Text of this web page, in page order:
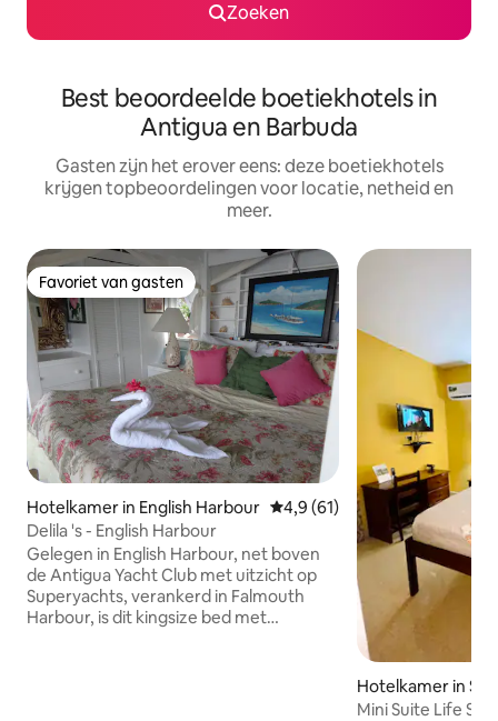
Zoeken
Best beoordeelde boetiekhotels in
Antigua en Barbuda
Gasten zijn het erover eens: deze boetiekhotels
krijgen topbeoordelingen voor locatie, netheid en
meer.
Favoriet van gasten
Favoriet van gasten
Hotelkamer in English Harbour Gemiddelde beoordeling van
4,9 (61)
Delila 's - English Harbour
Gelegen in English Harbour, net boven
de Antigua Yacht Club met uitzicht op
Superyachts, verankerd in Falmouth
Harbour, is dit kingsize bed met
Hotelkamer in
Mini Suite Life